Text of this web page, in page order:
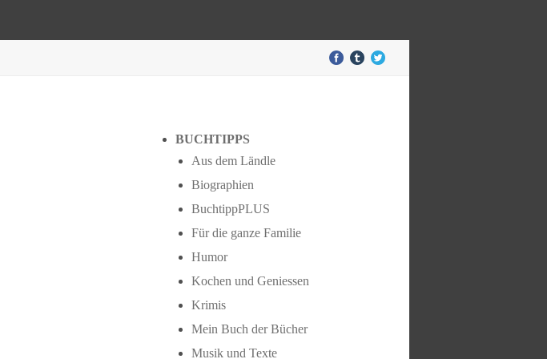
BUCHTIPPS
Aus dem Ländle
Biographien
BuchtippPLUS
Für die ganze Familie
Humor
Kochen und Geniessen
Krimis
Mein Buch der Bücher
Musik und Texte